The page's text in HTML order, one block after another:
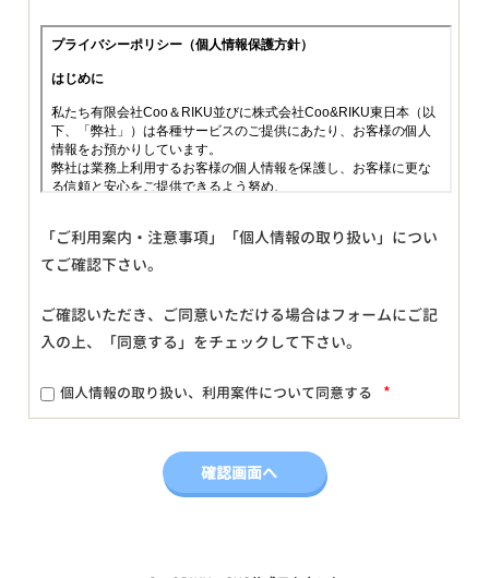
「ご利用案内・注意事項」「個人情報の取り扱い」につい
てご確認下さい。
ご確認いただき、ご同意いただける場合はフォームにご記
入の上、「同意する」をチェックして下さい。
個人情報の取り扱い、利用案件について同意する *